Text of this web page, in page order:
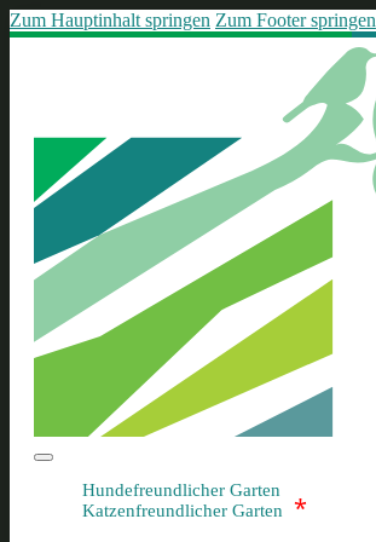
Zum Hauptinhalt springen Zum Footer springen
Hundefreundlicher Garten
Katzenfreundlicher Garten
*